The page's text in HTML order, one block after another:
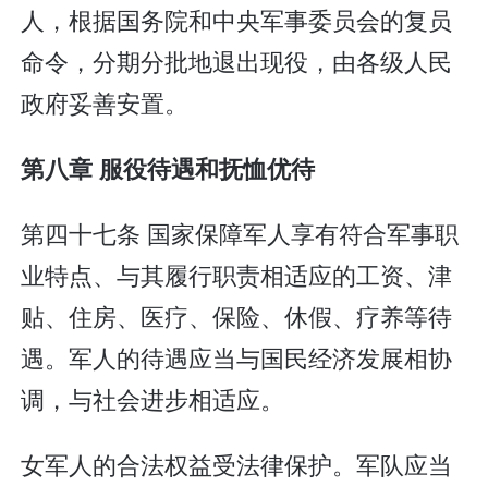
人，根据国务院和中央军事委员会的复员
命令，分期分批地退出现役，由各级人民
政府妥善安置。
第八章 服役待遇和抚恤优待
第四十七条 国家保障军人享有符合军事职
业特点、与其履行职责相适应的工资、津
贴、住房、医疗、保险、休假、疗养等待
遇。军人的待遇应当与国民经济发展相协
调，与社会进步相适应。
女军人的合法权益受法律保护。军队应当